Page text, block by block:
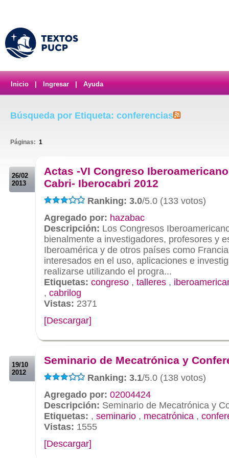
Inicio Ingresar Ayuda
Búsqueda por Etiqueta: conferencias
Páginas: 1
26/02
2013
Actas -VI Congreso
Cabri- Iberocabri 2012
Ranking: 3.0/5.0 (133 votos)
Agregado por: hazabac
Descripción: Los Congresos
bienalmente a investigadores, profesores y
Iberoamérica y de otros países como
interesados en el uso, aplicaciones e
realizarse utilizando el progra...
Etiquetas: congreso , talleres ,
, cabrilog
Vistas: 2371
[Descargar]
19/10
2012
Seminario de Mecatrónica y
Ranking: 3.1/5.0 (138 votos)
Agregado por: 02004424
Descripción: Seminario de Mecatrónica y
Etiquetas: , seminario , mecatrónica ,
Vistas: 1555
[Descargar]